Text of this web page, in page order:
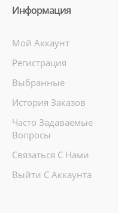
KORKMAZ
Объем: 1.7 л
Температурные
100°C..
1100manat
Availability
Информация
Мой Аккаунт
Регистрация
Выбранные
История Заказов
Часто Задаваемые
Вопросы
Связаться С Нами
Выйти С Аккаунта